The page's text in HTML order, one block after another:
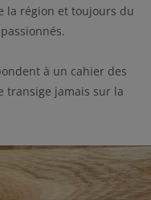
la région et toujours du
à un cahier des
transige jamais sur la